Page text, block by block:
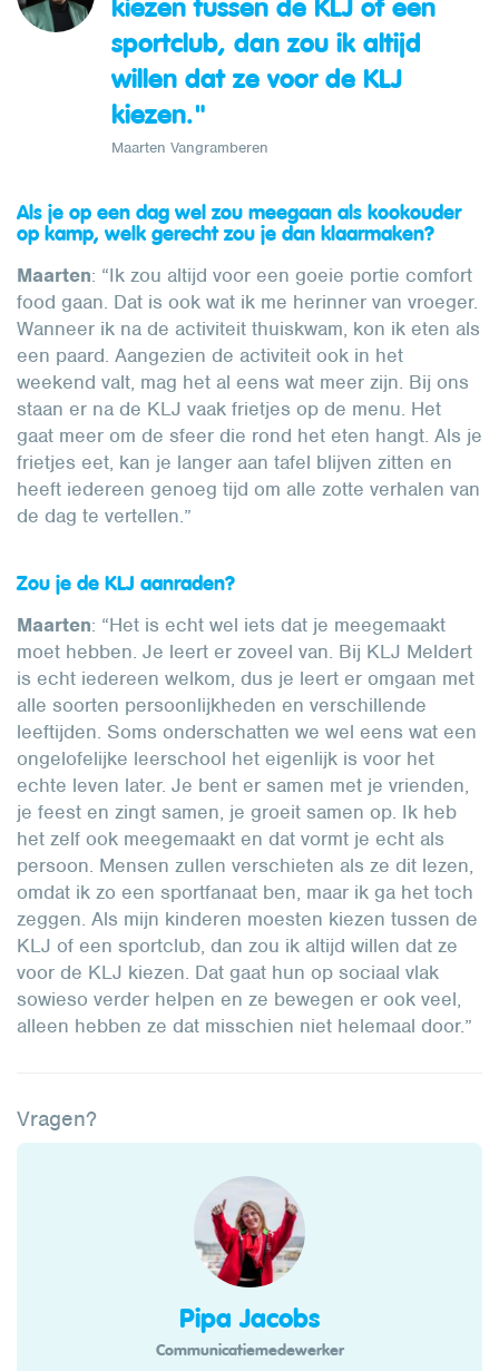
sportclub, dan zou ik altijd
willen dat ze voor de KLJ
kiezen."
Maarten Vangramberen
Als je op een dag wel zou meegaan als kookouder
op kamp, welk gerecht zou je dan klaarmaken?
Maarten: “Ik zou altijd voor een goeie portie comfort
food gaan. Dat is ook wat ik me herinner van vroeger.
Wanneer ik na de activiteit thuiskwam, kon ik eten als
een paard. Aangezien de activiteit ook in het
weekend valt, mag het al eens wat meer zijn. Bij ons
staan er na de KLJ vaak frietjes op de menu. Het
gaat meer om de sfeer die rond het eten hangt. Als je
frietjes eet, kan je langer aan tafel blijven zitten en
heeft iedereen genoeg tijd om alle zotte verhalen van
de dag te vertellen.”
Zou je de KLJ aanraden?
Maarten: “Het is echt wel iets dat je meegemaakt
moet hebben. Je leert er zoveel van. Bij KLJ Meldert
is echt iedereen welkom, dus je leert er omgaan met
alle soorten persoonlijkheden en verschillende
leeftijden. Soms onderschatten we wel eens wat een
ongelofelijke leerschool het eigenlijk is voor het
echte leven later. Je bent er samen met je vrienden,
je feest en zingt samen, je groeit samen op. Ik heb
het zelf ook meegemaakt en dat vormt je echt als
persoon. Mensen zullen verschieten als ze dit lezen,
omdat ik zo een sportfanaat ben, maar ik ga het toch
zeggen. Als mijn kinderen moesten kiezen tussen de
KLJ of een sportclub, dan zou ik altijd willen dat ze
voor de KLJ kiezen. Dat gaat hun op sociaal vlak
sowieso verder helpen en ze bewegen er ook veel,
alleen hebben ze dat misschien niet helemaal door.”
Vragen?
Pipa Jacobs
Communicatiemedewerker